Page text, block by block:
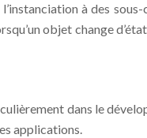
à des
objet change
dans le
applications.